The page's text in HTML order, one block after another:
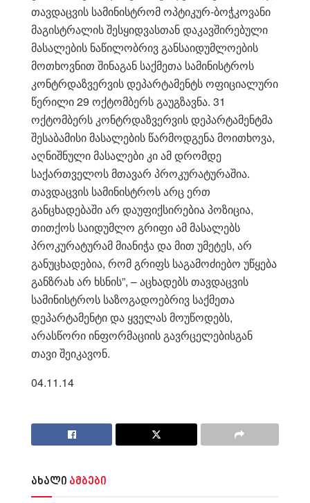
თავდაცვის სამინისტრომ ოპტიკურ-ბოჭკოვანი
მაგისტრალის შესყიდვასთან დაკავშირებული
მასალების ნაწილობრივ განსაიდუმლოების
მოთხოვნით შინაგან საქმეთა სამინისტროს
კონტრდაზვერვის დეპარტამენტს ოფიციალური
წერილი 29 ოქტომბერს გაუგზავნა. 31
ოქტომბერს კონტრდაზვერვის დეპარტამენტმა
შესაბამისი მასალების წარმოდგენა მოითხოვა,
აღნიშნული მასალები კი ამ დრომდე
საქართველოს მთავარ პროკურატურაშია.
თავდაცვის სამინისტროს არც ერთ
განცხადებაში არ დაუფიქსირებია პოზიცია,
თითქოს საიდუმლო გრიფი ამ მასალებს
პროკურატურამ მიანიჭა და მით უმეტეს, არ
განუცხადებია, რომ გრიფს საგამოძიებო უწყება
განზრახ არ ხსნის”, – აცხადებს თავდაცვის
სამინისტროს საზოგადოებრივ საქმეთა
დეპარტამენტი და ყველას მოუწოდებს,
არასწორი ინფორმაციის გავრცელებისგან
თავი შეიკავონ.
04.11.14
ახალი ამბები